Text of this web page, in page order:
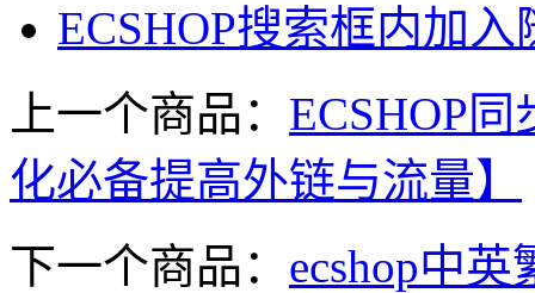
ECSHOP搜索框内加
上一个商品： ECSHOP
化必备提高外链与流量】
下一个商品： ecshop中